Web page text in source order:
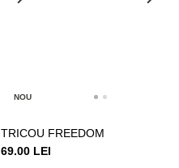
NOU
TRICOU FREEDOM
69.00 LEI